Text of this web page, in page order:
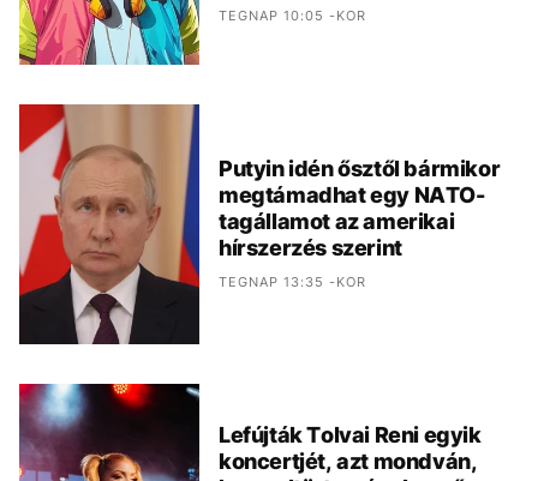
TEGNAP 10:05 -KOR
Putyin idén ősztől bármikor
megtámadhat egy NATO-
tagállamot az amerikai
hírszerzés szerint
TEGNAP 13:35 -KOR
Lefújták Tolvai Reni egyik
koncertjét, azt mondván,